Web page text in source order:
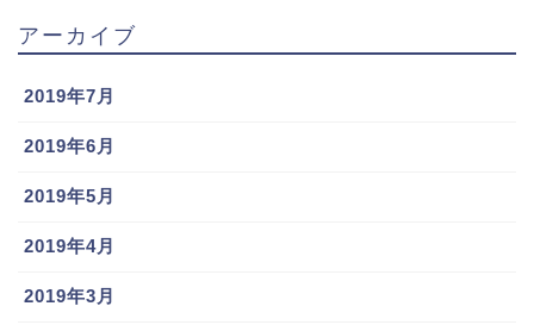
アーカイブ
2019年7月
2019年6月
2019年5月
2019年4月
2019年3月